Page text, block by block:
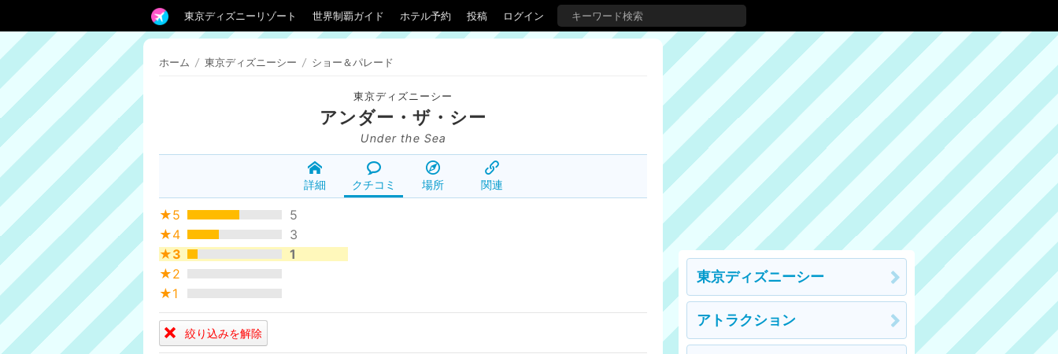
東京ディズニーリゾート 世界制覇ガイド ホテル予約 投稿 ログイン
ホーム / 東京ディズニーシー / ショー＆パレード
東京ディズニーシー
アンダー・ザ・シー
Under the Sea
詳細 クチコミ 場所 関連
★5
5
★4
3
★3
1
★2
★1
絞り込みを解除
東京ディズニーシー
アトラクション